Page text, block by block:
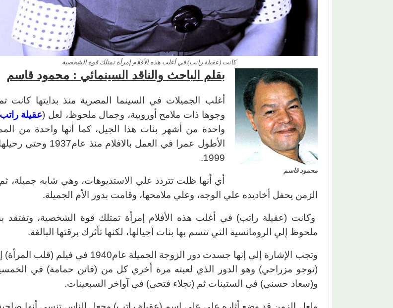
كانت (عقيلة راتب) في أغلب هذه الأفلام إمرأة تمتلك قوة الشخصية
محمود قاسم
بقلم الباحث والناقد السينمائي : محمود قاسم
أغلب الجميلات في السينما المصرية منذ بدايتها كانت
وجوها ذات ملامح أوروبية، وجمال ملحوظ، لعل (عقيلة
واحدة من أشهر بنات هذا الجيل، كما أنها واحدة من
الأطول عمرا في العمل بالافلام منذ
1999.
أي أنها ظلت تتردد علي الاستديوهات، وهي شابه جميلة،
الزمن يحفل أخاديده علي الوجه، وعلي ملامحها، وقامت بدور الأم الجميلة.
وكانت (عقيلة راتب) في أغلب هذه الأفلام إمرأة تمتلك قوة الشخصية، وتفتقد
ملحوظ إلي الرومانسية التي تتسم بها بنات أجيالها، لكنها تأثرك برقتها البالغة.
وتجب الإشارة إلي إنها جسدت دور الزوجة الجميلة عام1940 في فيلم
(توجو مزراحي) وهو الدور الذي لعبته مرة أخري كل من (فاتن حمامة) في
و(سعاد حسني) في الستينات ثم (نجلاء فتحي) في آواخر السبعينات.